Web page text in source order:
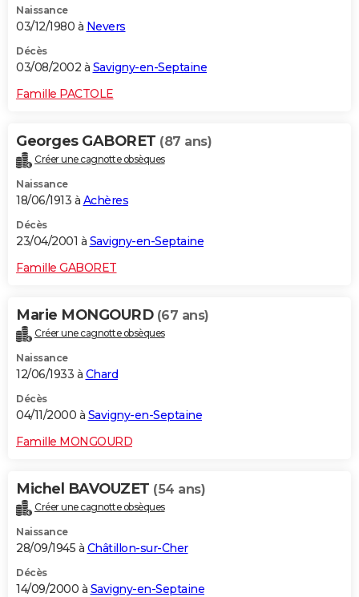
Naissance
03/12/1980 à Nevers
Décès
03/08/2002 à Savigny-en-Septaine
Famille PACTOLE
Georges GABORET (87 ans)
Créer une cagnotte obsèques
Naissance
18/06/1913 à Achères
Décès
23/04/2001 à Savigny-en-Septaine
Famille GABORET
Marie MONGOURD (67 ans)
Créer une cagnotte obsèques
Naissance
12/06/1933 à Chard
Décès
04/11/2000 à Savigny-en-Septaine
Famille MONGOURD
Michel BAVOUZET (54 ans)
Créer une cagnotte obsèques
Naissance
28/09/1945 à Châtillon-sur-Cher
Décès
14/09/2000 à Savigny-en-Septaine